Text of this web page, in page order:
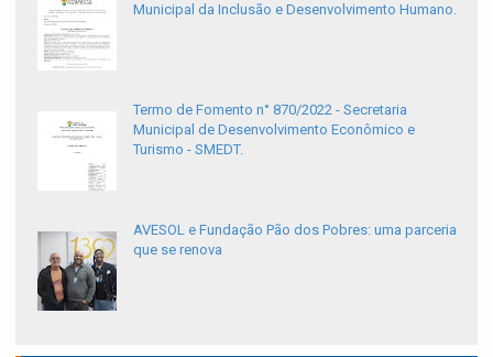
Municipal da Inclusão e Desenvolvimento Humano.
Termo de Fomento n° 870/2022 - Secretaria
Municipal de Desenvolvimento Econômico e
Turismo - SMEDT.
AVESOL e Fundação Pão dos Pobres: uma parceria
que se renova